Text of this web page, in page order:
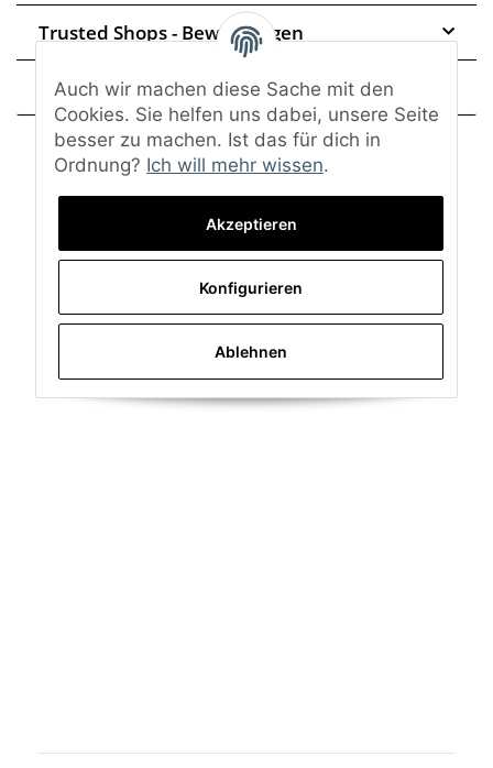
Trusted Shops - Bewertungen
Frage zum Artikel
Auch wir machen diese Sache mit den
Cookies. Sie helfen uns dabei, unsere Seite
besser zu machen. Ist das für dich in
Ordnung? Ich will mehr wissen.
Akzeptieren
Konfigurieren
Ablehnen